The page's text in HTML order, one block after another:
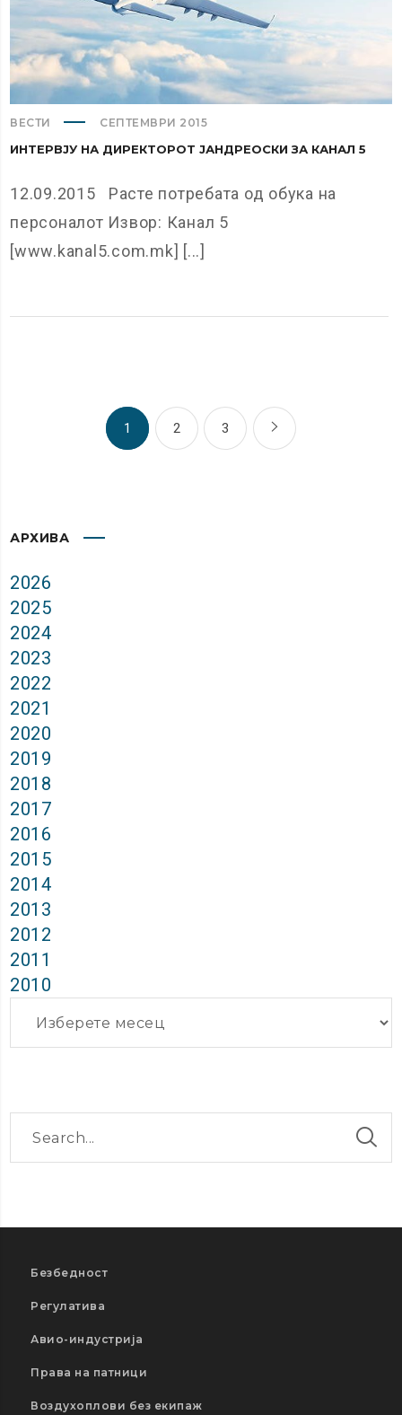
ВЕСТИ СЕПТЕМВРИ 2015
ИНТЕРВЈУ НА ДИРЕКТОРОТ ЈАНДРЕОСКИ ЗА КАНАЛ 5
12.09.2015 Расте потребата од обука на
персоналот Извор: Канал 5
[www.kanal5.com.mk] [...]
1 2 3
АРХИВА
2026
2025
2024
2023
2022
2021
2020
2019
2018
2017
2016
2015
2014
2013
2012
2011
2010
Безбедност
Регулатива
Авио-индустрија
Права на патници
Воздухоплови без екипаж